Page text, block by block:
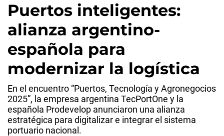
Puertos inteligentes:
alianza argentino-
española para
modernizar la logística
En el encuentro “Puertos, Tecnología y Agronegocios
2025”, la empresa argentina TecPortOne y la
española Prodevelop anunciaron una alianza
estratégica para digitalizar e integrar el sistema
portuario nacional.